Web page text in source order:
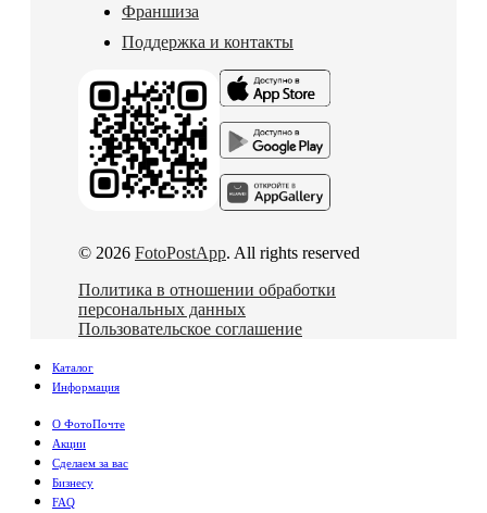
Франшиза
Поддержка и контакты
© 2026 FotoPostApp. All rights reserved
Политика в отношении обработки
персональных данных
Пользовательское соглашение
Каталог
Информация
О ФотоПочте
Акции
Сделаем за вас
Бизнесу
FAQ